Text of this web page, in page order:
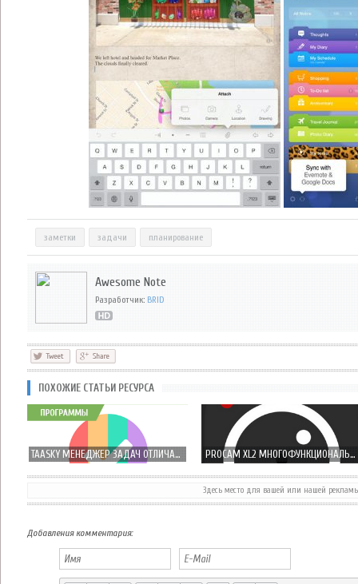
заметки задачи планирование
Awesome Note
Разработчик: BRID
ПОХОЖИЕ СТАТЬИ РЕСУРСА
TAASKY МЕНЕДЖЕР ЗАДАЧ ОТЛИЧАЮЩИЙСЯ ПРОСТОТОЙ И КРАСОТОЙ! PROCAM XL2 МНОГОФУНКЦИОНАЛЬНАЯ КАМЕРА ДЛЯ IPAD
Здесь место для вашей или нашей
Добавления комментария: